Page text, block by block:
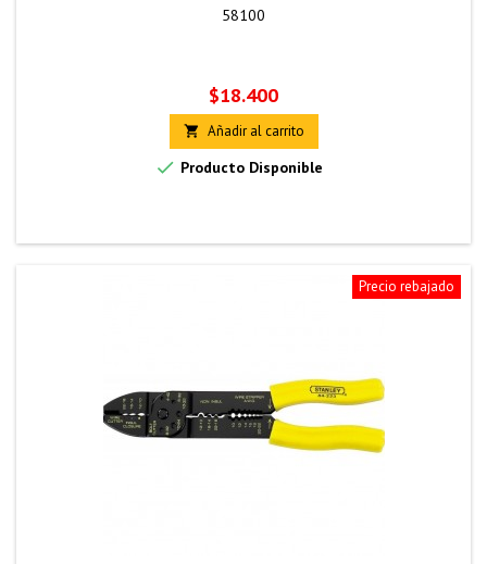
58100
Precio
$18.400
 Añadir al carrito
 Producto Disponible
Precio rebajado